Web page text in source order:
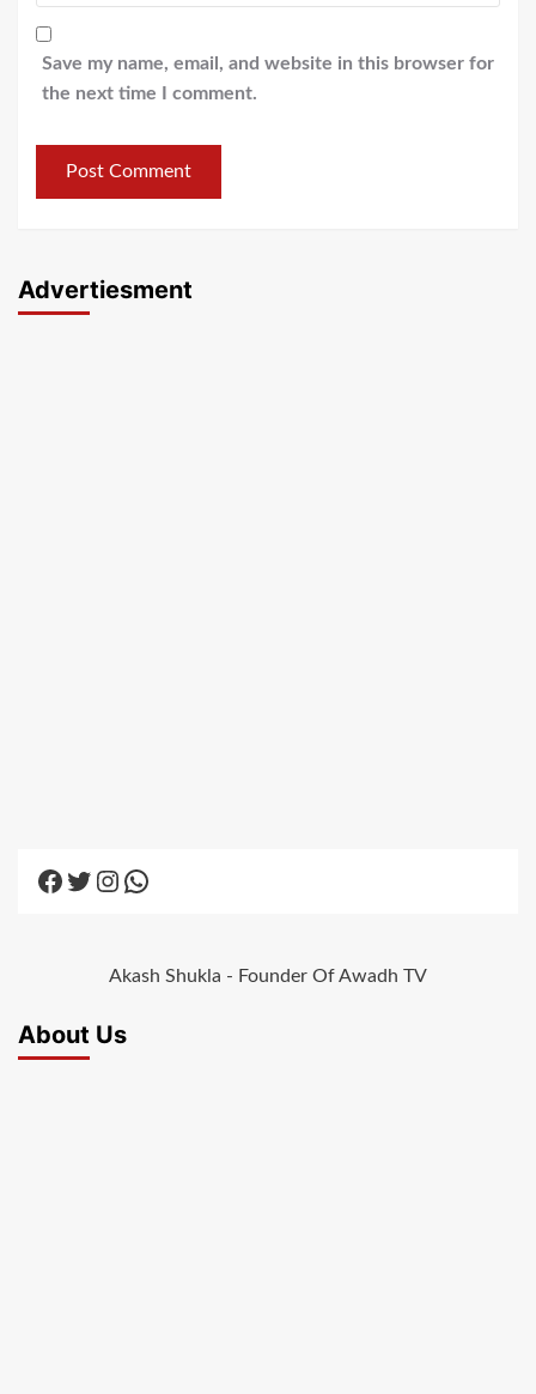
Save my name, email, and website in this browser for
the next time I comment.
Advertiesment
Facebook
Twitter
Instagram
WhatsApp
Akash Shukla - Founder Of Awadh TV
About Us